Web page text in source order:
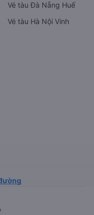
Vé tàu Đà Nẵng Huế
Vé tàu Hà Nội Vinh